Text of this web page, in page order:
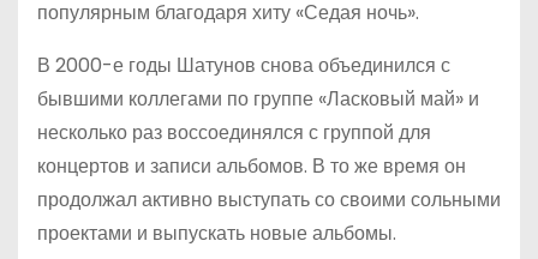
популярным благодаря хиту «Седая ночь».
В 2000-е годы Шатунов снова объединился с
бывшими коллегами по группе «Ласковый май» и
несколько раз воссоединялся с группой для
концертов и записи альбомов. В то же время он
продолжал активно выступать со своими сольными
проектами и выпускать новые альбомы.